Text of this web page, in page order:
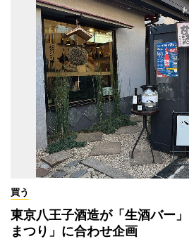
買う
東京八王子酒造が「生酒バー
まつり」に合わせ企画